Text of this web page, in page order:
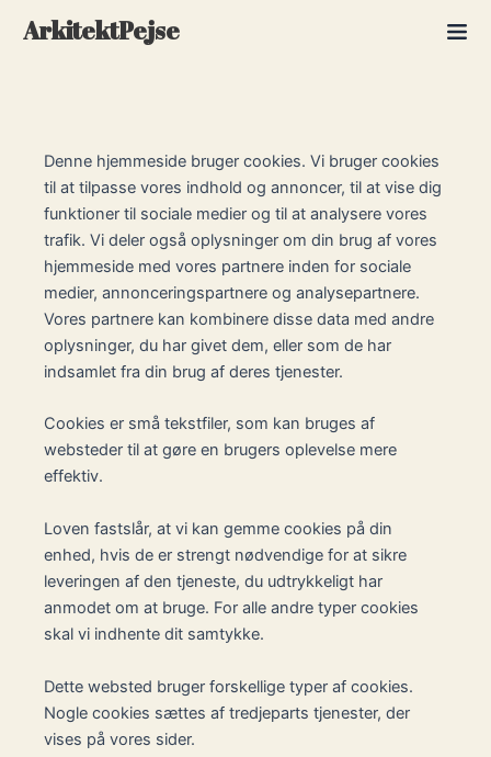
ArkitektPejse
Denne hjemmeside bruger cookies. Vi bruger cookies
til at tilpasse vores indhold og annoncer, til at vise dig
funktioner til sociale medier og til at analysere vores
trafik. Vi deler også oplysninger om din brug af vores
hjemmeside med vores partnere inden for sociale
medier, annonceringspartnere og analysepartnere.
Vores partnere kan kombinere disse data med andre
oplysninger, du har givet dem, eller som de har
indsamlet fra din brug af deres tjenester.
Cookies er små tekstfiler, som kan bruges af
websteder til at gøre en brugers oplevelse mere
effektiv.
Loven fastslår, at vi kan gemme cookies på din
enhed, hvis de er strengt nødvendige for at sikre
leveringen af den tjeneste, du udtrykkeligt har
anmodet om at bruge. For alle andre typer cookies
skal vi indhente dit samtykke.
Dette websted bruger forskellige typer af cookies.
Nogle cookies sættes af tredjeparts tjenester, der
vises på vores sider.